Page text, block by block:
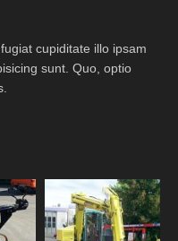
cupiditate illo ipsam
sunt. Quo, optio